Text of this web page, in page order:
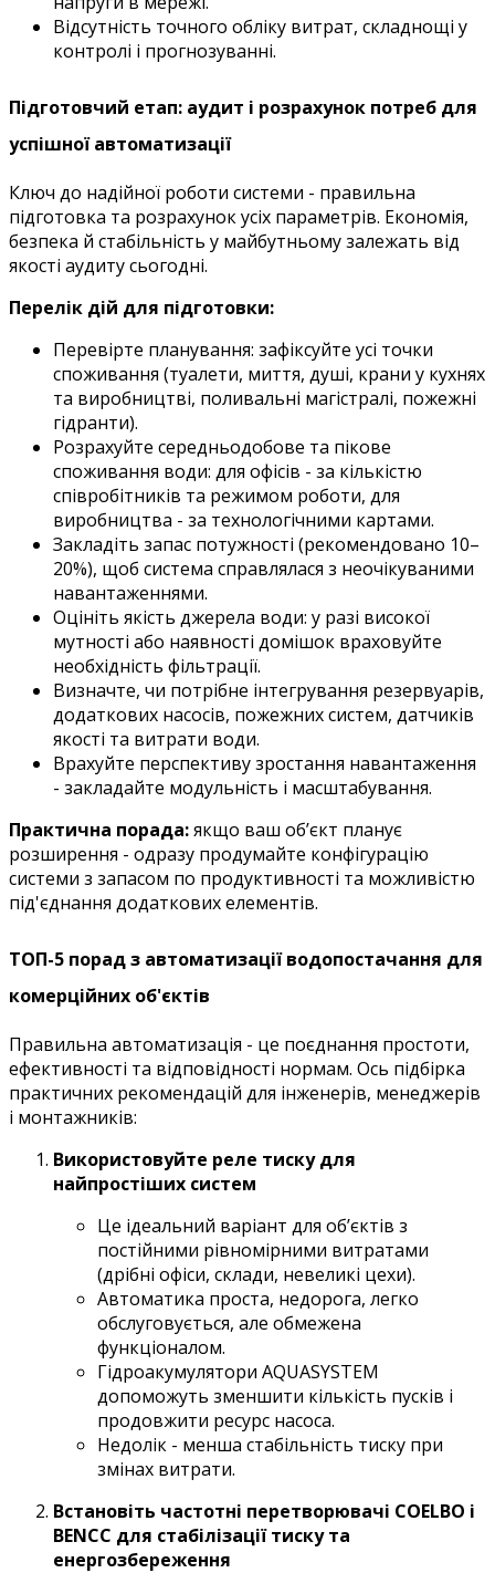
Відсутність точного обліку витрат, складнощі у
контролі і прогнозуванні.
Підготовчий етап: аудит і розрахунок потреб для
успішної автоматизації
Ключ до надійної роботи системи - правильна
підготовка та розрахунок усіх параметрів. Економія,
безпека й стабільність у майбутньому залежать від
якості аудиту сьогодні.
Перелік дій для підготовки:
Перевірте планування: зафіксуйте усі точки
споживання (туалети, миття, душі, крани у кухнях
та виробництві, поливальні магістралі, пожежні
гідранти).
Розрахуйте середньодобове та пікове
споживання води: для офісів - за кількістю
співробітників та режимом роботи, для
виробництва - за технологічними картами.
Закладіть запас потужності (рекомендовано 10–
20%), щоб система справлялася з неочікуваними
навантаженнями.
Оцініть якість джерела води: у разі високої
мутності або наявності домішок враховуйте
необхідність фільтрації.
Визначте, чи потрібне інтегрування резервуарів,
додаткових насосів, пожежних систем, датчиків
якості та витрати води.
Врахуйте перспективу зростання навантаження
- закладайте модульність і масштабування.
Практична порада:якщо ваш об’єкт планує
розширення - одразу продумайте конфігурацію
системи з запасом по продуктивності та можливістю
під'єднання додаткових елементів.
ТОП-5 порад з автоматизації водопостачання для
комерційних об'єктів
Правильна автоматизація - це поєднання простоти,
ефективності та відповідності нормам. Ось підбірка
практичних рекомендацій для інженерів, менеджерів
і монтажників:
Використовуйте реле тиску для
найпростіших систем
Це ідеальний варіант для об’єктів з
постійними рівномірними витратами
(дрібні офіси, склади, невеликі цехи).
Автоматика проста, недорога, легко
обслуговується, але обмежена
функціоналом.
Гідроакумулятори AQUASYSTEM
допоможуть зменшити кількість пусків і
продовжити ресурс насоса.
Недолік - менша стабільність тиску при
змінах витрати.
Встановіть частотні перетворювачі COELBO і
BENCC для стабілізації тиску та
енергозбереження